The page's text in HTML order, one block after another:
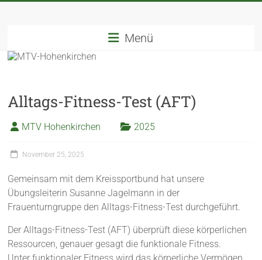
Menü
Alltags-Fitness-Test (AFT)
MTV Hohenkirchen 2025
November 25, 2025
Gemeinsam mit dem Kreissportbund hat unsere
Übungsleiterin Susanne Jagelmann in der
Frauenturngruppe den Alltags-Fitness-Test durchgeführt.
Der Alltags-Fitness-Test (AFT) überprüft diese körperlichen
Ressourcen, genauer gesagt die funktionale Fitness.